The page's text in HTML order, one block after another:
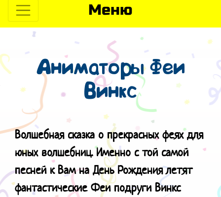
Меню
Аниматоры Феи
Винкс
Волшебная сказка о прекрасных феях для
юных волшебниц.Именно с той самой
песней к Вам на День Рождения летят
фантастические Феи подруги Винкс